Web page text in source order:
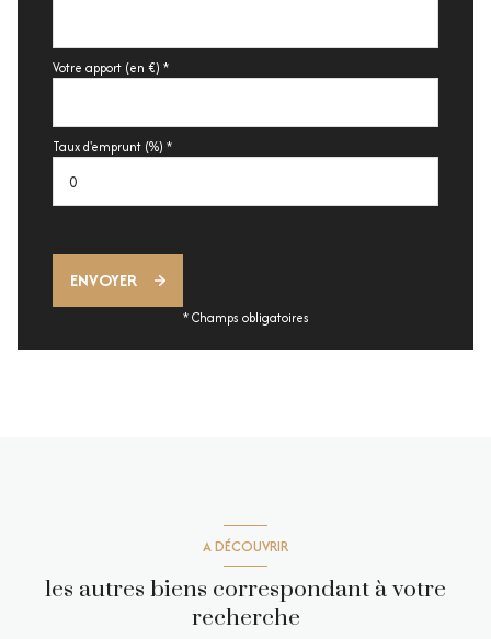
Votre apport (en €) *
Taux d'emprunt (%) *
ENVOYER
* Champs obligatoires
A DÉCOUVRIR
les autres biens correspondant à votre
recherche